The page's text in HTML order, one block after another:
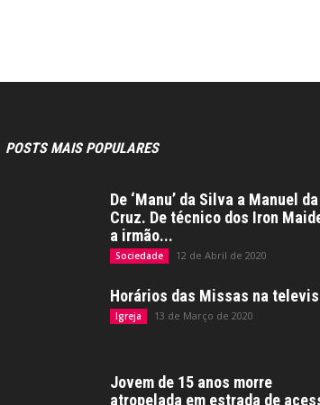
POSTS MAIS POPULARES
De ‘Manu’ da Silva a Manuel da
Cruz. De técnico dos Iron
a irmão...
Sociedade 12 de Abril de 2020
Horários das Missas na
Igreja 13 de Março de 2020
Jovem de 15 anos morre
atropelada em estrada de